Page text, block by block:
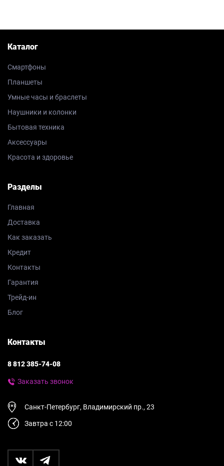
Каталог
Смартфоны
Планшеты
Умные часы и браслеты
Наушники и колонки
Бытовая техника
Аксессуары
Красота и здоровье
Разделы
Главная
Доставка
Как заказать
Кредит
Контакты
Гарантия
Трейд-ин
Блог
Контакты
8 812 385-74-08
Заказать звонок
Санкт-Петербург, Владимирский пр., 23
Завтра с 12:00